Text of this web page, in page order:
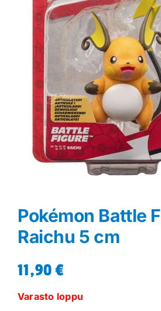
Rip & Ship
Greidauspalvelu
Pokémon Battle
Raichu 5 cm
11,90€
Varasto loppu